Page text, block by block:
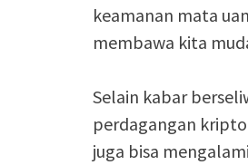
keamanan mata
membawa kita
Selain kabar
perdagangan
juga bisa